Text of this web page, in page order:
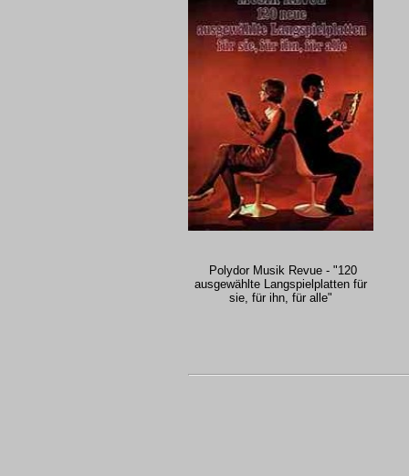
Polydor Musik Revue - "120
ausgewählte Langspielplatten für
sie, für ihn, für alle"